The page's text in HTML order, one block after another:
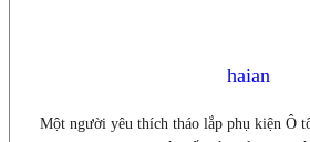
haian
Một người yêu thích tháo lắp phụ kiện Ô